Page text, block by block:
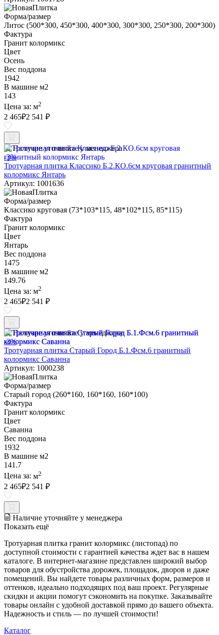
Форма/размер
Литос (500*300, 450*300, 400*300, 300*300, 250*300, 200*300)
Фактура
Гранит колормикс
Цвет
Осень
Вес поддона
1942
В машине м2
143
Цена за: м2
2 465₽2 541 ₽
Наличие уточняйте у менеджера
-3%
Тротуарная плитка Классико Б.2.КО.6см круговая гранитный
колормикс Янтарь
Артикул: 1001636
Форма/размер
Классико круговая (73*103*115, 48*102*115, 85*115)
Фактура
Гранит колормикс
Цвет
Янтарь
Вес поддона
1475
В машине м2
149.76
Цена за: м2
2 465₽2 541 ₽
Наличие уточняйте у менеджера
-3%
Тротуарная плитка Старый Город Б.1.Фсм.6 гранитный
колормикс Саванна
Артикул: 1000238
Форма/размер
Старый город (260*160, 160*160, 160*100)
Фактура
Гранит колормикс
Цвет
Саванна
Вес поддона
1932
В машине м2
141.7
Цена за: м2
2 465₽2 541 ₽
Наличие уточняйте у менеджера
Показать ещё
Тротуарная плитка гранит колормикс (листопад) по
доступной стоимости с гарантией качества ждет вас в нашем
каталоге. В интернет-магазине представлен широкий выбор
товаров для обустройства дорожек, площадок, дворов и даже
помещений. Вы найдете товары различных форм, размеров и
оттенков, идеально подходящих под ваш проект. Регулярные
скидки и акции помогут сэкономить на покупке. Заказывайте
товары онлайн с удобной доставкой прямо до вашего объекта.
Надежность и стиль — по лучшей стоимости!
Каталог